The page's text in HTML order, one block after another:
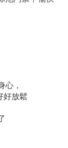
，
好放鬆